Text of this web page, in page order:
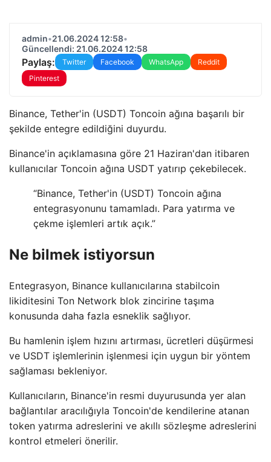
admin•21.06.2024 12:58•
Güncellendi: 21.06.2024 12:58
Paylaş: Twitter Facebook WhatsApp
Reddit
Pinterest
Binance, Tether'in (USDT) Toncoin ağına başarılı bir
şekilde entegre edildiğini duyurdu.
Binance'in açıklamasına göre 21 Haziran'dan itibaren
kullanıcılar Toncoin ağına USDT yatırıp çekebilecek.
“Binance, Tether'in (USDT) Toncoin ağına
entegrasyonunu tamamladı. Para yatırma ve
çekme işlemleri artık açık.”
Ne bilmek istiyorsun
Entegrasyon, Binance kullanıcılarına stabilcoin
likiditesini Ton Network blok zincirine taşıma
konusunda daha fazla esneklik sağlıyor.
Bu hamlenin işlem hızını artırması, ücretleri düşürmesi
ve USDT işlemlerinin işlenmesi için uygun bir yöntem
sağlaması bekleniyor.
Kullanıcıların, Binance'in resmi duyurusunda yer alan
bağlantılar aracılığıyla Toncoin'de kendilerine atanan
token yatırma adreslerini ve akıllı sözleşme adreslerini
kontrol etmeleri önerilir.